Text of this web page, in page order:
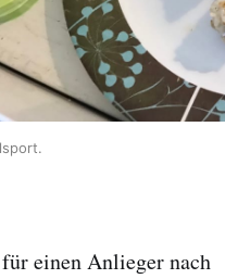
einen Anlieger nach